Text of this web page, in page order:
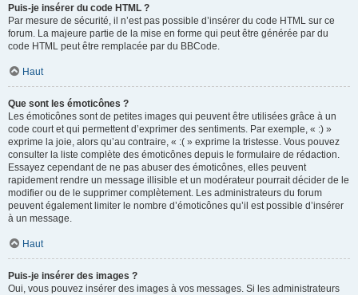
Puis-je insérer du code HTML ?
Par mesure de sécurité, il n’est pas possible d’insérer du code HTML sur ce
forum. La majeure partie de la mise en forme qui peut être générée par du
code HTML peut être remplacée par du BBCode.
Haut
Que sont les émoticônes ?
Les émoticônes sont de petites images qui peuvent être utilisées grâce à un
code court et qui permettent d’exprimer des sentiments. Par exemple, « :) »
exprime la joie, alors qu’au contraire, « :( » exprime la tristesse. Vous pouvez
consulter la liste complète des émoticônes depuis le formulaire de rédaction.
Essayez cependant de ne pas abuser des émoticônes, elles peuvent
rapidement rendre un message illisible et un modérateur pourrait décider de le
modifier ou de le supprimer complètement. Les administrateurs du forum
peuvent également limiter le nombre d’émoticônes qu’il est possible d’insérer
à un message.
Haut
Puis-je insérer des images ?
Oui, vous pouvez insérer des images à vos messages. Si les administrateurs